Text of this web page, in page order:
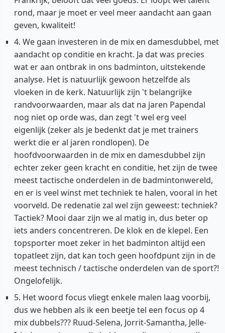
rond, maar je moet er veel meer aandacht aan gaan
geven, kwaliteit!
4. We gaan investeren in de mix en damesdubbel, met
aandacht op conditie en kracht. Ja dat was precies
wat er aan ontbrak in ons badminton, uitstekende
analyse. Het is natuurlijk gewoon hetzelfde als
vloeken in de kerk. Natuurlijk zijn 't belangrijke
randvoorwaarden, maar als dat na jaren Papendal
nog niet op orde was, dan zegt 't wel erg veel
eigenlijk (zeker als je bedenkt dat je met trainers
werkt die er al jaren rondlopen). De
hoofdvoorwaarden in de mix en damesdubbel zijn
echter zeker geen kracht en conditie, het zijn de twee
meest tactische onderdelen in de badmintonwereld,
en er is veel winst met techniek te halen, vooral in het
voorveld. De redenatie zal wel zijn geweest: techniek?
Tactiek? Mooi daar zijn we al matig in, dus beter op
iets anders concentreren. De klok en de klepel. Een
topsporter moet zeker in het badminton altijd een
topatleet zijn, dat kan toch geen hoofdpunt zijn in de
meest technisch / tactische onderdelen van de sport?!
Ongelofelijk.
5. Het woord focus vliegt enkele malen laag voorbij,
dus we hebben als ik een beetje tel een focus op 4
mix dubbels??? Ruud-Selena, Jorrit-Samantha, Jelle-